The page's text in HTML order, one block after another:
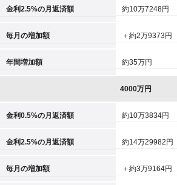
金利2.5%の月返済額 約10万7248円
毎月の増加額 ＋約2万9373円
年間増加額 約35万円
4000万円
金利0.5%の月返済額 約10万3834円
金利2.5%の月返済額 約14万29982円
毎月の増加額 ＋約3万9164円